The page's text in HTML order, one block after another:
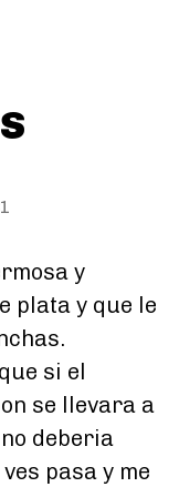
y
plata y que le
si el
se llevara a
deberia
pasa y me